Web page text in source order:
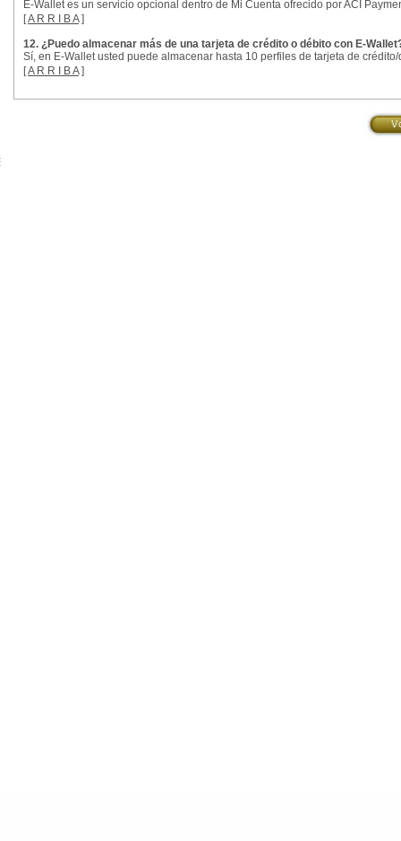
E-Wallet es un servicio opcional dentro de Mi Cuenta ofrecido por ACI
[A R R I B A]
12. ¿Puedo almacenar más de una tarjeta de crédito o débito con E-
Sí, en E-Wallet usted puede almacenar hasta 10 perfiles de tarjeta de
[A R R I B A]